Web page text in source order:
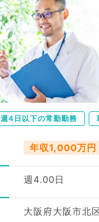
週4日以下の常勤勤務
年収1,000万円
週4.00日
大阪府大阪市北